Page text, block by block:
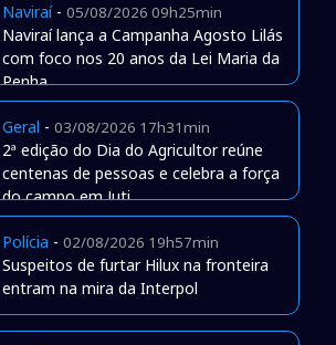
Naviraí- 05/08/2026 09h25min
Naviraí lança a Campanha Agosto Lilás
com foco nos 20 anos da Lei Maria da
Penha
Geral - 03/08/2026 17h31min
2ª edição do Dia do Agricultor reúne
centenas de pessoas e celebra a força
do campo em Juti
Polícia - 02/08/2026 19h57min
Suspeitos de furtar Hilux na fronteira
entram na mira da Interpol